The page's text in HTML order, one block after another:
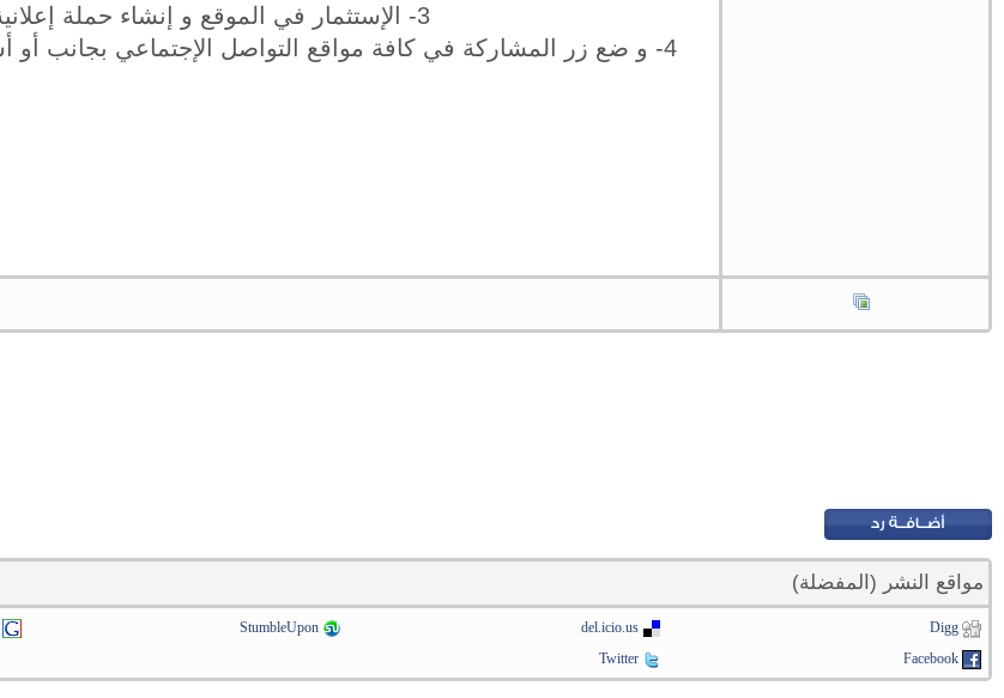
3- الإستثمار في الموقع و إنشاء حملة إعلانية.
4- و ضع زر المشاركة في كافة مواقع التواصل الإجتماعي بجانب أو أسفل كل كتاب تقوم برفعه.
مواقع النشر (المفضلة)
Digg
del.icio.us
StumbleUpon
Facebook
Twitter